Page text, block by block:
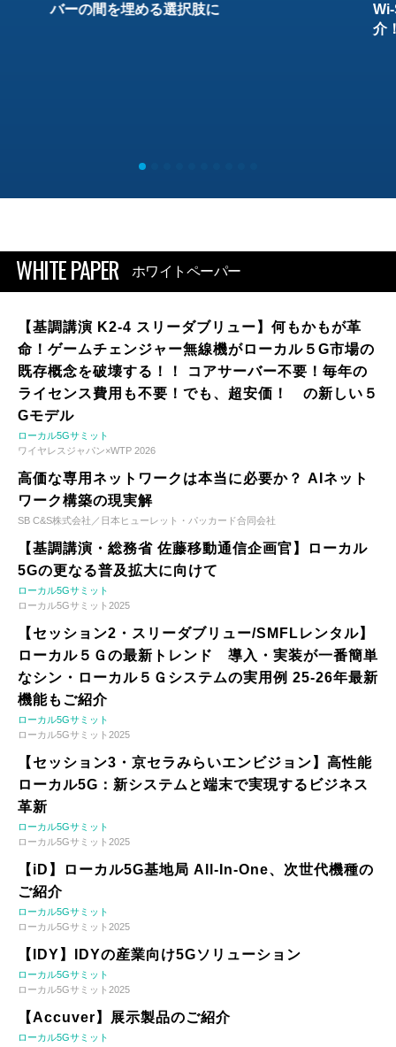
バーの間を埋める選択肢に
介
WHITE PAPER ホワイトペーパー
【基調講演 K2-4 スリーダブリュー】何もかもが革
命！ゲームチェンジャー無線機がローカル５G市場の
既存概念を破壊する！！ コアサーバー不要！毎年の
ライセンス費用も不要！でも、超安価！ の新しい５
Gモデル
ローカル5Gサミット
ワイヤレスジャパン×WTP 2026
高価な専用ネットワークは本当に必要か？ AIネット
ワーク構築の現実解
SB C&S株式会社／日本ヒューレット・パッカード合同会社
【基調講演・総務省 佐藤移動通信企画官】ローカル
5Gの更なる普及拡大に向けて
ローカル5Gサミット
ローカル5Gサミット2025
【セッション2・スリーダブリュー/SMFLレンタル】
ローカル５Ｇの最新トレンド 導入・実装が一番簡単
なシン・ローカル５Ｇシステムの実用例 25-26年最新
機能もご紹介
ローカル5Gサミット
ローカル5Gサミット2025
【セッション3・京セラみらいエンビジョン】高性能
ローカル5G：新システムと端末で実現するビジネス
革新
ローカル5Gサミット
ローカル5Gサミット2025
【iD】ローカル5G基地局 All-In-One、次世代機種の
ご紹介
ローカル5Gサミット
ローカル5Gサミット2025
【IDY】IDYの産業向け5Gソリューション
ローカル5Gサミット
ローカル5Gサミット2025
【Accuver】展示製品のご紹介
ローカル5Gサミット